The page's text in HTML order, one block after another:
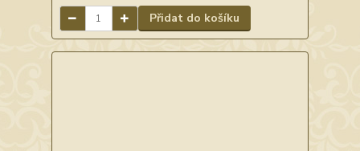
Přidat do košíku